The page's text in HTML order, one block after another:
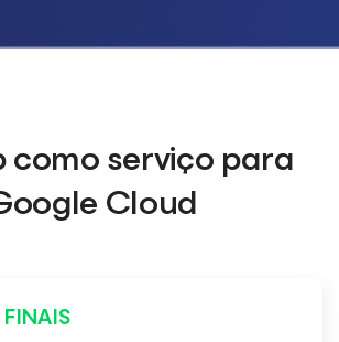
como serviço para
Cloud